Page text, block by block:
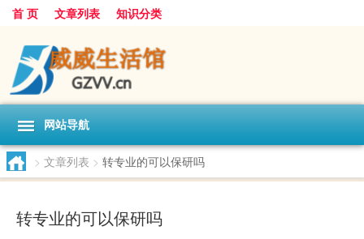
首 页 文章列表 知识分类
网站导航
> 文章列表 > 转专业的可以保研吗
转专业的可以保研吗